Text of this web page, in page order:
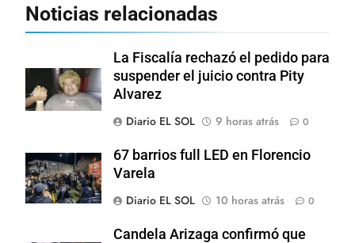
Noticias relacionadas
La Fiscalía rechazó el pedido para
suspender el juicio contra Pity
Alvarez
Diario EL SOL
9 horas atrás 0
67 barrios full LED en Florencio
Varela
Diario EL SOL
10 horas atrás 0
Candela Arizaga confirmó que